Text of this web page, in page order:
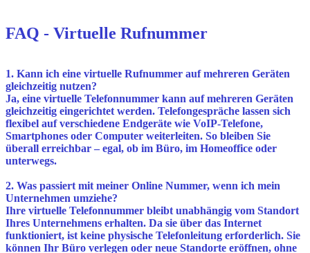
FAQ - Virtuelle Rufnummer
1. Kann ich eine virtuelle Rufnummer auf mehreren Geräten
gleichzeitig nutzen?
Ja, eine virtuelle Telefonnummer kann auf mehreren Geräten
gleichzeitig eingerichtet werden. Telefongespräche lassen sich
flexibel auf verschiedene Endgeräte wie VoIP-Telefone,
Smartphones oder Computer weiterleiten. So bleiben Sie
überall erreichbar – egal, ob im Büro, im Homeoffice oder
unterwegs.
2. Was passiert mit meiner Online Nummer, wenn ich mein
Unternehmen umziehe?
Ihre virtuelle Telefonnummer bleibt unabhängig vom Standort
Ihres Unternehmens erhalten. Da sie über das Internet
funktioniert, ist keine physische Telefonleitung erforderlich. Sie
können Ihr Büro verlegen oder neue Standorte eröffnen, ohne